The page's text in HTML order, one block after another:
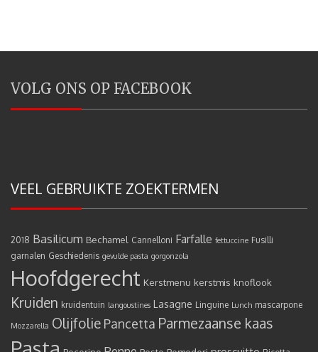
VOLG ONS OP FACEBOOK
VEEL GEBRUIKTE ZOEKTERMEN
2018 Basilicum Bechamel Cannelloni Farfalle fettuccine Fusilli
garnalen Geschiedenis gevulde pasta gorgonzola
Hoofdgerecht Kerstmenu kerstmis knoflook
Kruiden kruidentuin langoustines Lasagne Linguine Lunch mascarpone
Mozzarella Olijfolie Pancetta Parmezaanse kaas